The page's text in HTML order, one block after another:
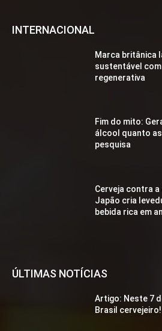
INTERNACIONAL
Marca britânica
sustentável
regenerativa
Fim do mito:
álcool quanto
pesquisa
Cerveja contra
Japão cria
bebida rica em
ÚLTIMAS NOTÍCIAS
Artigo: Neste 7
Brasil cervejeiro!